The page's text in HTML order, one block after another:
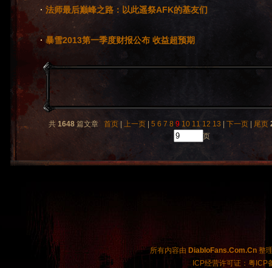
· 法师最后巅峰之路：以此遥祭AFK的基友们
· 暴雪2013第一季度财报公布 收益超预期
共1648 篇文章 首页 上一页 5 6 7 8 9 10 11 12 13 下一页 尾页
页
所有内容由 DiabloFans.Com.Cn 整
ICP经营许可证：粤